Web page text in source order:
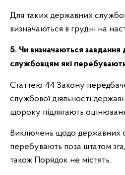
Для таких державних
визначаються в грудні на
5. Чи визначаються
службовцям які
Статтею 44 Закону
службової діяльності
щороку підлягають
Виключень щодо державних
перебувають поза штатом
також Порядок не містять.